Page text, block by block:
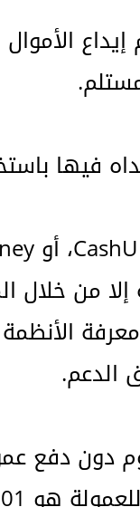
إلا من
الدعم.
في اليوم